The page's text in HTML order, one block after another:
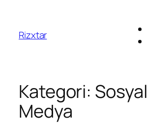
Rizxtar
Kategori: Sosyal
Medya